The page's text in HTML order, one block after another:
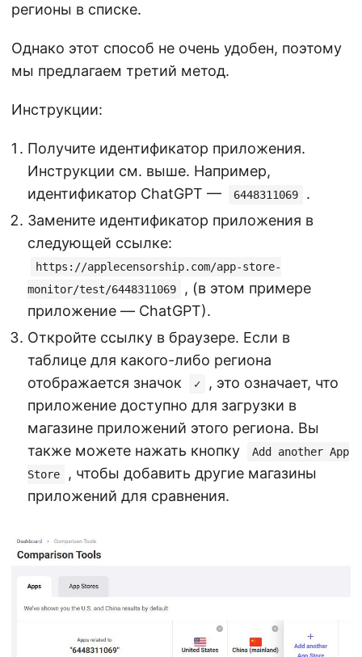
регионы в списке.
Однако этот способ не очень удобен, поэтому
мы предлагаем третий метод.
Инструкции:
Получите идентификатор приложения.
Инструкции см. выше. Например,
идентификатор ChatGPT —
6448311069
.
Замените идентификатор приложения в
следующей ссылке:
https://applecensorship.com/app-store-
monitor/test/6448311069
, (в этом примере
приложение — ChatGPT).
Откройте ссылку в браузере. Если в
таблице для какого-либо региона
отображается значок
✓
, это означает, что
приложение доступно для загрузки в
магазине приложений этого региона. Вы
также можете нажать кнопку
Add another App
Store
, чтобы добавить другие магазины
приложений для сравнения.